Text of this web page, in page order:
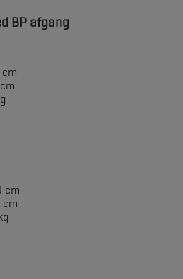
BP afgang